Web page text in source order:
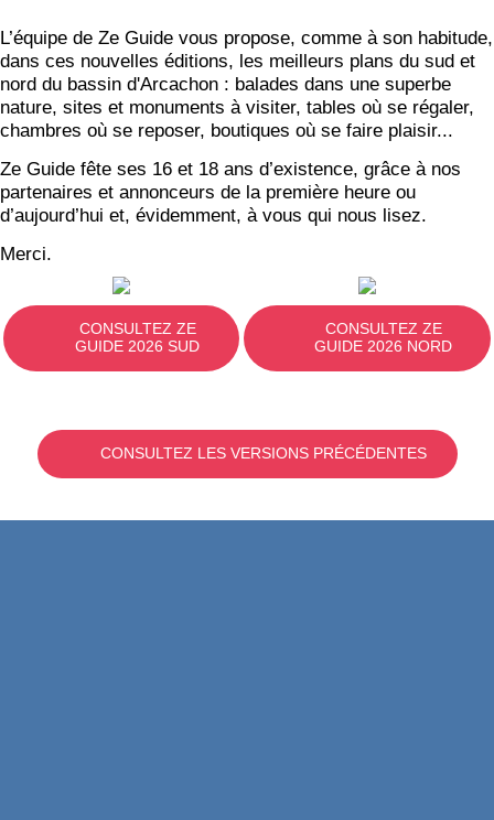
L’équipe de Ze Guide vous propose, comme à son habitude,
dans ces nouvelles éditions, les meilleurs plans du sud et
nord du bassin d'Arcachon : balades dans une superbe
nature, sites et monuments à visiter, tables où se régaler,
chambres où se reposer, boutiques où se faire plaisir...
Ze Guide fête ses 16 et 18 ans d’existence, grâce à nos
partenaires et annonceurs de la première heure ou
d’aujourd’hui et, évidemment, à vous qui nous lisez.
Merci.
CONSULTEZ ZE
GUIDE 2026 SUD
CONSULTEZ ZE
GUIDE 2026 NORD
CONSULTEZ LES VERSIONS PRÉCÉDENTES